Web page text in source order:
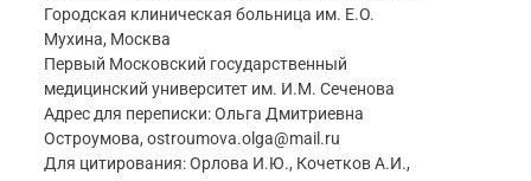
Городская клиническая больница им. Е.О.
Мухина, Москва
Первый Московский государственный
медицинский университет им. И.М. Сеченова
Адрес для переписки: Ольга Дмитриевна
Остроумова, ostroumova.olga@mail.ru
Для цитирования: Орлова И.Ю., Кочетков А.И.,